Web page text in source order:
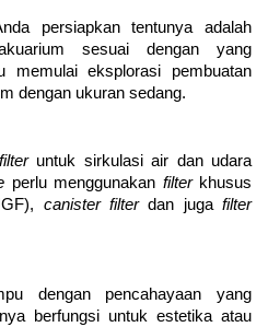
persiapkan tentunya adalah
sesuai dengan yang
dengan ukuran sedang.
filter untuk sirkulasi air dan udara
perlu menggunakan filter khusus
canister filter dan juga filter
dengan pencahayaan yang
berfungsi untuk estetika atau